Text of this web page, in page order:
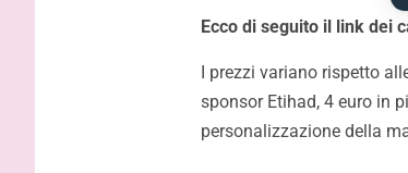
Ecco di seguito il link dei
I prezzi variano rispetto
sponsor Etihad, 4 euro in
personalizzazione della